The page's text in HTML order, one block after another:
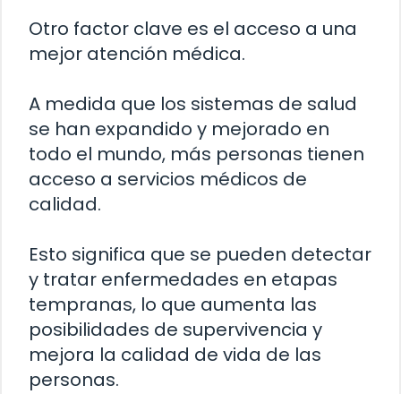
Otro factor clave es el acceso a una
mejor atención médica.
A medida que los sistemas de salud
se han expandido y mejorado en
todo el mundo, más personas tienen
acceso a servicios médicos de
calidad.
Esto significa que se pueden detectar
y tratar enfermedades en etapas
tempranas, lo que aumenta las
posibilidades de supervivencia y
mejora la calidad de vida de las
personas.